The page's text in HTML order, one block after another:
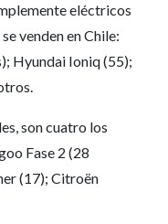
eléctricos
venden en Chile:
Hyundai Ioniq (55);
son cuatro los
Fase 2 (28
(17); Citroën